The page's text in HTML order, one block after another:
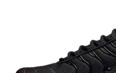
це абсолютно безкоштовно.
(див. умови на